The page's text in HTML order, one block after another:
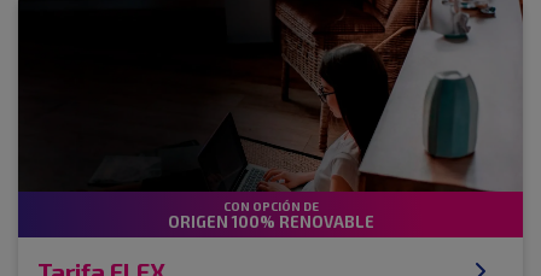
CON OPCIÓN DE
ORIGEN 100% RENOVABLE